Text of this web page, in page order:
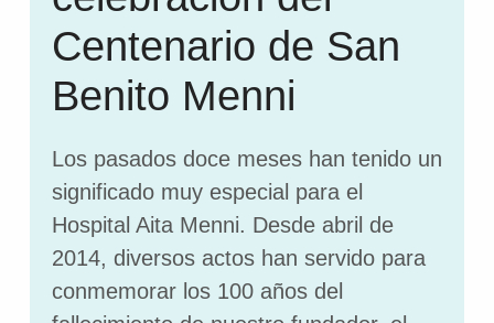
Centenario de San
Benito Menni
Los pasados doce meses han tenido un
significado muy especial para el
Hospital Aita Menni. Desde abril de
2014, diversos actos han servido para
conmemorar los 100 años del